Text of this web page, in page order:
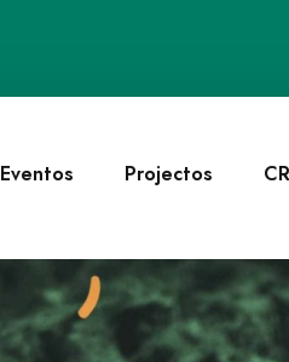
Eventos Projectos